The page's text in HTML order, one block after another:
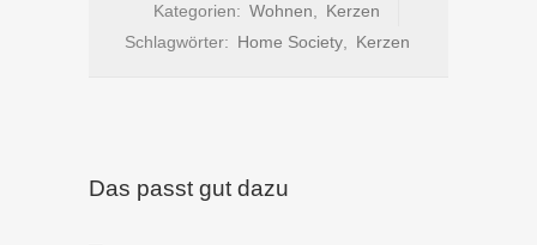
Kategorien: Wohnen
Kerzen
Schlagwörter: Home Society, Kerzen
Das passt gut dazu